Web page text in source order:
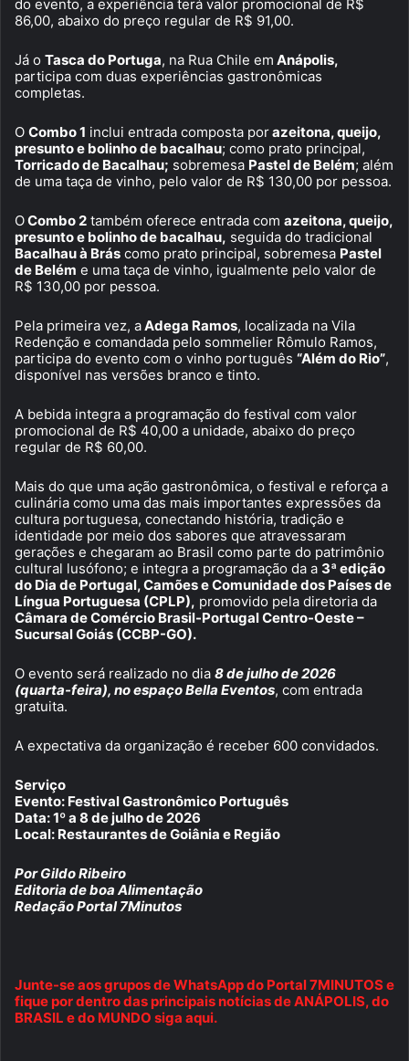
do evento, a experiência terá valor promocional de R$
86,00, abaixo do preço regular de R$ 91,00.
Já o Tasca do Portuga, na Rua Chile em Anápolis,
participa com duas experiências gastronômicas
completas.
O Combo 1 inclui entrada composta porazeitona, queijo,
presunto e bolinho de bacalhau; como prato principal,
Torricado de Bacalhau; sobremesa Pastel de Belém; além
de uma taça de vinho, pelo valor de R$ 130,00 por pessoa.
OCombo 2 também oferece entrada com azeitona, queijo,
presunto e bolinho de bacalhau, seguida do tradicional
Bacalhau à Brás como prato principal, sobremesa Pastel
de Belém e uma taça de vinho, igualmente pelo valor de
R$ 130,00 por pessoa.
Pela primeira vez, aAdega Ramos, localizada na Vila
Redenção e comandada pelo sommelier Rômulo Ramos,
participa do evento com o vinho português “Além do Rio”,
disponível nas versões branco e tinto.
A bebida integra a programação do festival com valor
promocional de R$ 40,00 a unidade, abaixo do preço
regular de R$ 60,00.
Mais do que uma ação gastronômica, o festival e reforça a
culinária como uma das mais importantes expressões da
cultura portuguesa, conectando história, tradição e
identidade por meio dos sabores que atravessaram
gerações e chegaram ao Brasil como parte do patrimônio
cultural lusófono; e integra a programação da a 3ª edição
do Dia de Portugal, Camões e Comunidade dos Países de
Língua Portuguesa (CPLP), promovido pela diretoria da
Câmara de Comércio Brasil-Portugal Centro-Oeste –
Sucursal Goiás (CCBP-GO).
O evento será realizado no dia 8 de julho de 2026
(quarta-feira), no espaço Bella Eventos, com entrada
gratuita.
A expectativa da organização é receber 600 convidados.
Serviço
Evento: Festival Gastronômico Português
Data: 1º a 8 de julho de 2026
Local: Restaurantes de Goiânia e Região
Por Gildo Ribeiro
Editoria de boa Alimentação
Redação Portal 7Minutos
Junte-se aos grupos de WhatsApp do Portal 7MINUTOS e
fique por dentro das principais notícias de ANÁPOLIS, do
BRASIL e do MUNDO siga aqui.